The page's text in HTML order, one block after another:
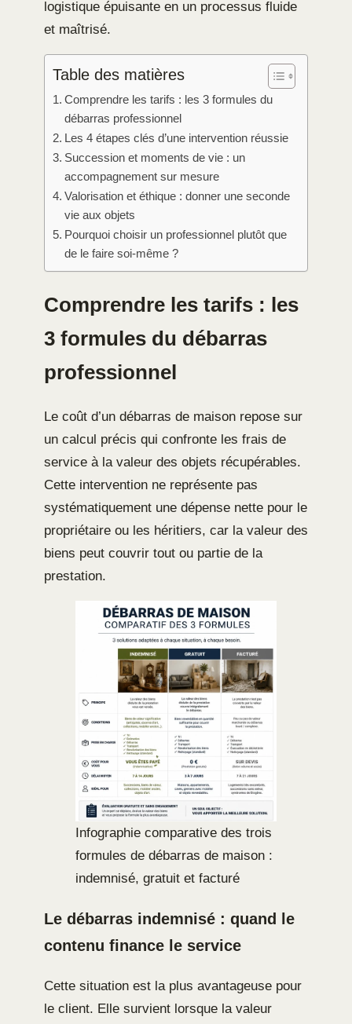
logistique épuisante en un processus fluide
et maîtrisé.
Table des matières
Comprendre les tarifs : les 3 formules du
débarras professionnel
Les 4 étapes clés d’une intervention réussie
Succession et moments de vie : un
accompagnement sur mesure
Valorisation et éthique : donner une seconde
vie aux objets
Pourquoi choisir un professionnel plutôt que
de le faire soi-même ?
Comprendre les tarifs : les
3 formules du débarras
professionnel
Le coût d’un débarras de maison repose sur
un calcul précis qui confronte les frais de
service à la valeur des objets récupérables.
Cette intervention ne représente pas
systématiquement une dépense nette pour le
propriétaire ou les héritiers, car la valeur des
biens peut couvrir tout ou partie de la
prestation.
Infographie comparative des trois
formules de débarras de maison :
indemnisé, gratuit et facturé
Le débarras indemnisé : quand le
contenu finance le service
Cette situation est la plus avantageuse pour
le client. Elle survient lorsque la valeur